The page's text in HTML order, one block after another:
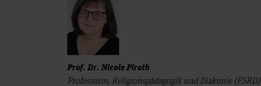
Prof. Dr. Nicole Piroth
Professorin, Religionspädagogik und Diakonie (F5RD)